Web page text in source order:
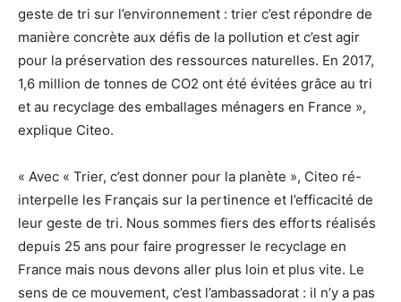
geste de tri sur l’environnement : trier c’est répondre de
manière concrète aux défis de la pollution et c’est agir
pour la préservation des ressources naturelles. En 2017,
1,6 million de tonnes de CO2 ont été évitées grâce au tri
et au recyclage des emballages ménagers en France »,
explique Citeo.
« Avec « Trier, c’est donner pour la planète », Citeo ré-
interpelle les Français sur la pertinence et l’efficacité de
leur geste de tri. Nous sommes fiers des efforts réalisés
depuis 25 ans pour faire progresser le recyclage en
France mais nous devons aller plus loin et plus vite. Le
sens de ce mouvement, c’est l’ambassadorat : il n’y a pas